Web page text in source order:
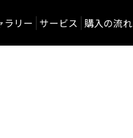
ラリー サービス 購入の流れ